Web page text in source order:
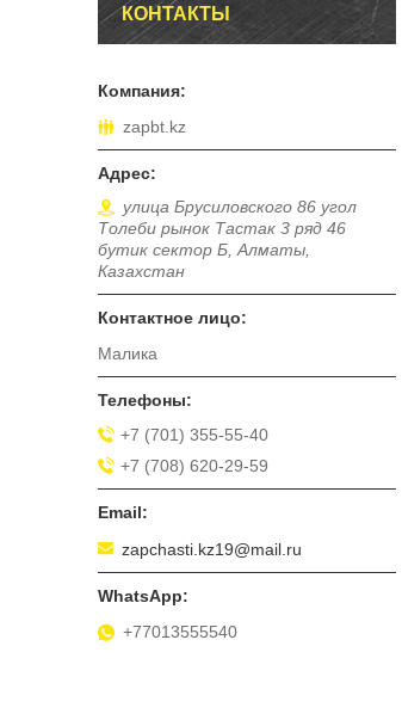
КОНТАКТЫ
zapbt.kz
улица Брусиловского 86 угол
Толеби рынок Тастак 3 ряд 46
бутик сектор Б, Алматы,
Казахстан
Малика
+7 (701) 355-55-40
+7 (708) 620-29-59
zapchasti.kz19@mail.ru
+77013555540